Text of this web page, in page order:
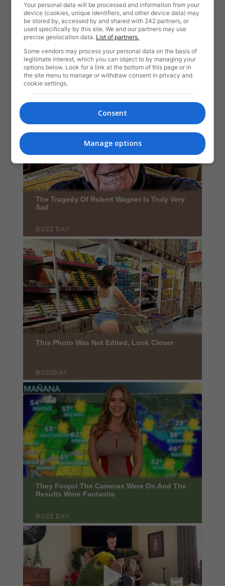
Your personal data will be processed and information from your
device (cookies, unique identifiers, and other device data) may
be stored by, accessed by and shared with 242 partners, or
used specifically by this site. We and our partners may use
precise geolocation data. List of partners.
Some vendors may process your personal data on the basis of
legitimate interest, which you can object to by managing your
options below. Look for a link at the bottom of this page or in
the site menu to manage or withdraw consent in privacy and
cookie settings.
Consent
Manage options